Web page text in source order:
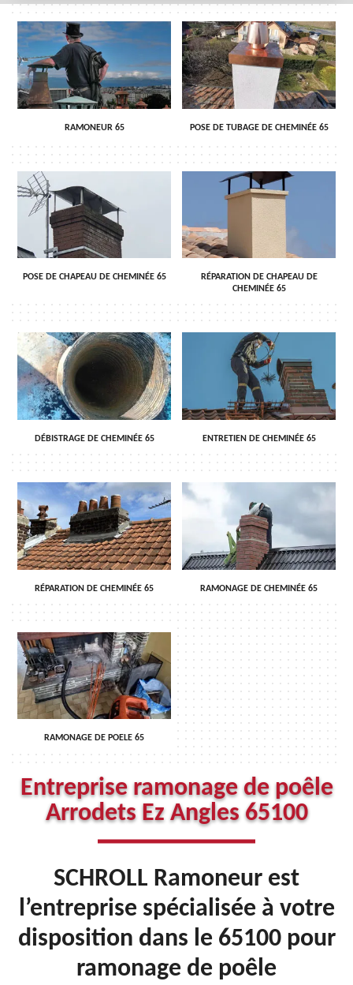
RAMONEUR 65 POSE DE TUBAGE DE CHEMINÉE 65
POSE DE CHAPEAU DE CHEMINÉE 65
RÉPARATION DE CHAPEAU DE
CHEMINÉE 65
DÉBISTRAGE DE CHEMINÉE 65 ENTRETIEN DE CHEMINÉE 65
RÉPARATION DE CHEMINÉE 65 RAMONAGE DE CHEMINÉE 65
RAMONAGE DE POELE 65
Entreprise ramonage de poêle
Arrodets Ez Angles 65100
SCHROLL Ramoneur est
l’entreprise spécialisée à votre
disposition dans le 65100 pour
ramonage de poêle